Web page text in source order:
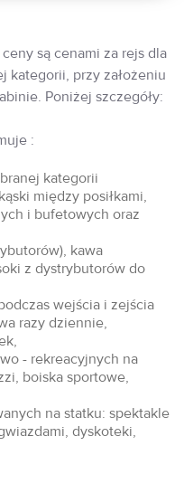
są cenami za rejs dla
kategorii, przy założeniu
Poniżej szczegóły:
:
kategorii
między posiłkami,
i bufetowych oraz
kawa
z dystrybutorów do
wejścia i zejścia
razy dziennie,
- rekreacyjnych na
boiska sportowe,
na statku: spektakle
dyskoteki,